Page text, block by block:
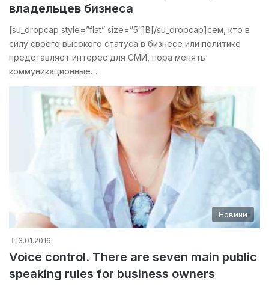
владельцев бизнеса
[su_dropcap style=”flat” size=”5″]В[/su_dropcap]сем, кто в
силу своего высокого статуса в бизнесе или политике
представляет интерес для СМИ, пора менять
коммуникационные…
Новини
13.01.2016
Voice control. There are seven main public
speaking rules for business owners